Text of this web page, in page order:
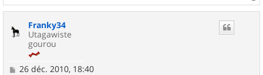
a
Franky34
Utagawiste
gourou
M
26 déc. 2010, 18:40